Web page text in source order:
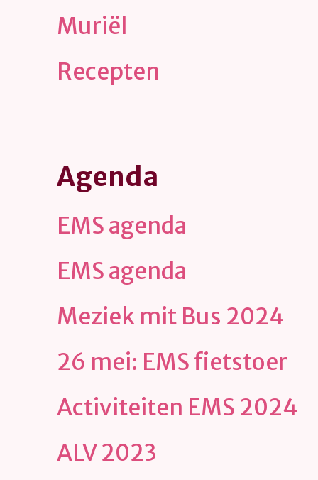
Muriël
Recepten
Agenda
EMS agenda
EMS agenda
Meziek mit Bus 2024
26 mei: EMS fietstoer
Activiteiten EMS 2024
ALV 2023